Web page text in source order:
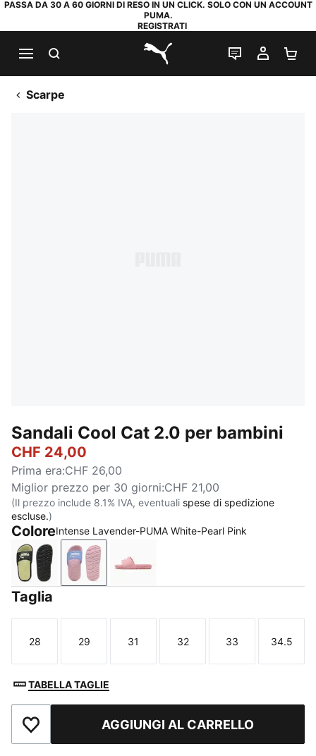
PASSA DA 30 A 60 GIORNI DI RESO IN UN CLICK. SOLO CON UN ACCOUNT
PUMA.
REGISTRATI
PUMA.com
CHAT IL MIO
Scarpe
Sandali Cool Cat 2.0 per bambini
CHF 24,00
Prima era:CHF 26,00
Miglior prezzo per 30 giorni:CHF 21,00
(Il prezzo include 8.1% IVA, eventuali spese di spedizione
escluse.)
ColoreIntense Lavender-PUMA White-Pearl Pink
PUMA Black-Apple Spritz
Intense Lavender-PUMA White-Pearl Pink
Dusky Rosewood-PUMA White
Taglia
Taglia
28
Taglia
29
Taglia
31
Taglia
32
Taglia
33
Taglia
34.5
TABELLA TAGLIE
Aggiungi ai PreferitiAGGIUNGI AL CARRELLO